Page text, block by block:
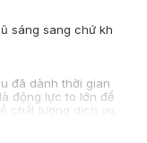
sáng sang chứ kh
đã dành thời gian
động lực to lớn để
chất lượng dịch vụ.
Hasaki!